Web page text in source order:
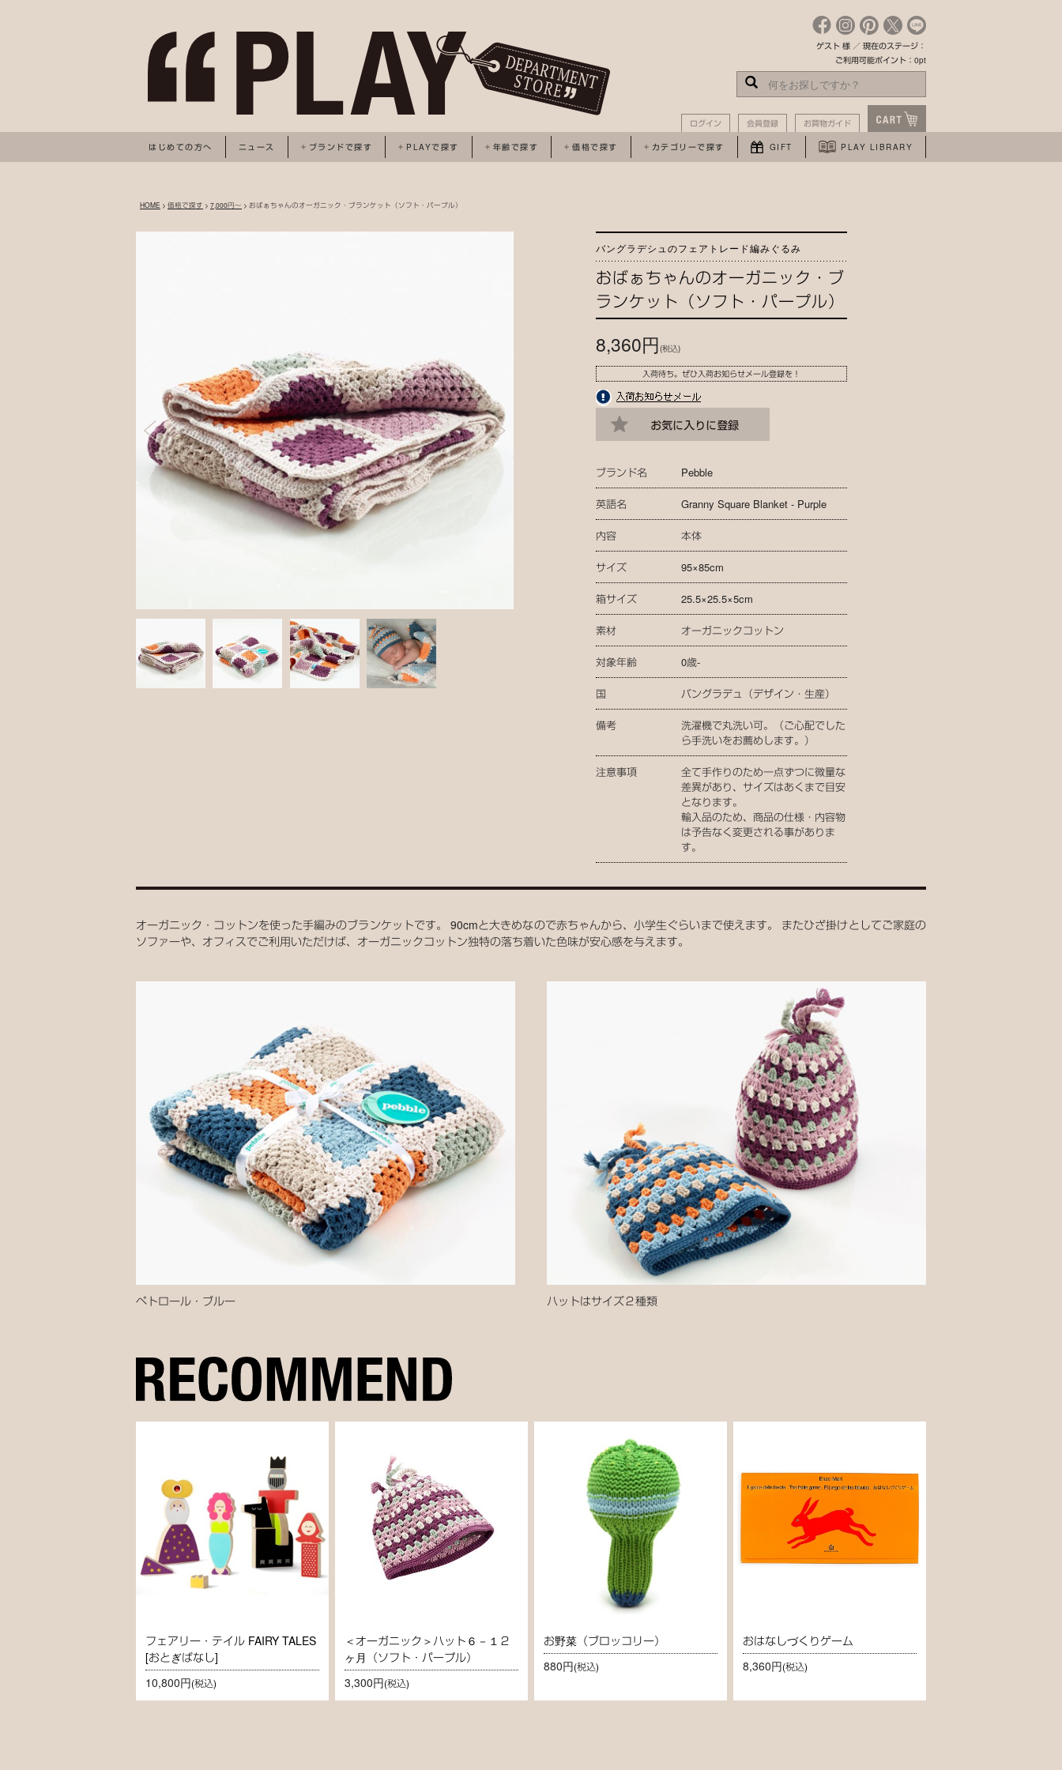
ゲスト 様 ／ 現在のステージ：
ご利用可能ポイント：0pt
ログイン 会員登録 お買物ガイド
はじめての方へ ニュース ブランドで探す PLAYで探す 年齢で探す 価格で探す カテゴリーで探す GIFT PLAY LIBRARY
HOME > 価格で探す > 7,000円～ > おばぁちゃんのオーガニック・ブランケット（ソフト・パープル）
ブランド名 Pebble
英語名 Granny Square Blanket - Purple
内容 本体
サイズ 95×85cm
箱サイズ 25.5×25.5×5cm
素材 オーガニックコットン
対象年齢 0歳-
国 バングラデュ（デザイン・生産）
備考
洗濯機で丸洗い可。（ご心配でした
ら手洗いをお薦めします。）
注意事項
全て手作りのため一点ずつに微量な
差異があり、サイズはあくまで目安
となります。
輸入品のため、商品の仕様・内容物
は予告なく変更される事がありま
す。
バングラデシュのフェアトレード編みぐるみ
おばぁちゃんのオーガニック・ブ
ランケット（ソフト・パープル）
8,360円(税込)
入荷待ち。ぜひ入荷お知らせメール登録を！
オーガニック・コットンを使った手編みのブランケットです。 90cmと大きめなので赤ちゃんから、小学生ぐらいまで使えます。 またひざ掛けとしてご家庭の
ソファーや、オフィスでご利用いただけば、オーガニックコットン独特の落ち着いた色味が安心感を与えます。
ペトロール・ブルー ハットはサイズ２種類
フェアリー・テイル FAIRY TALES
[おとぎばなし]
10,800円(税込)
＜オーガニック＞ハット６－１２
ヶ月（ソフト・パープル）
3,300円(税込)
お野菜（ブロッコリー）
880円(税込)
おはなしづくりゲーム
8,360円(税込)